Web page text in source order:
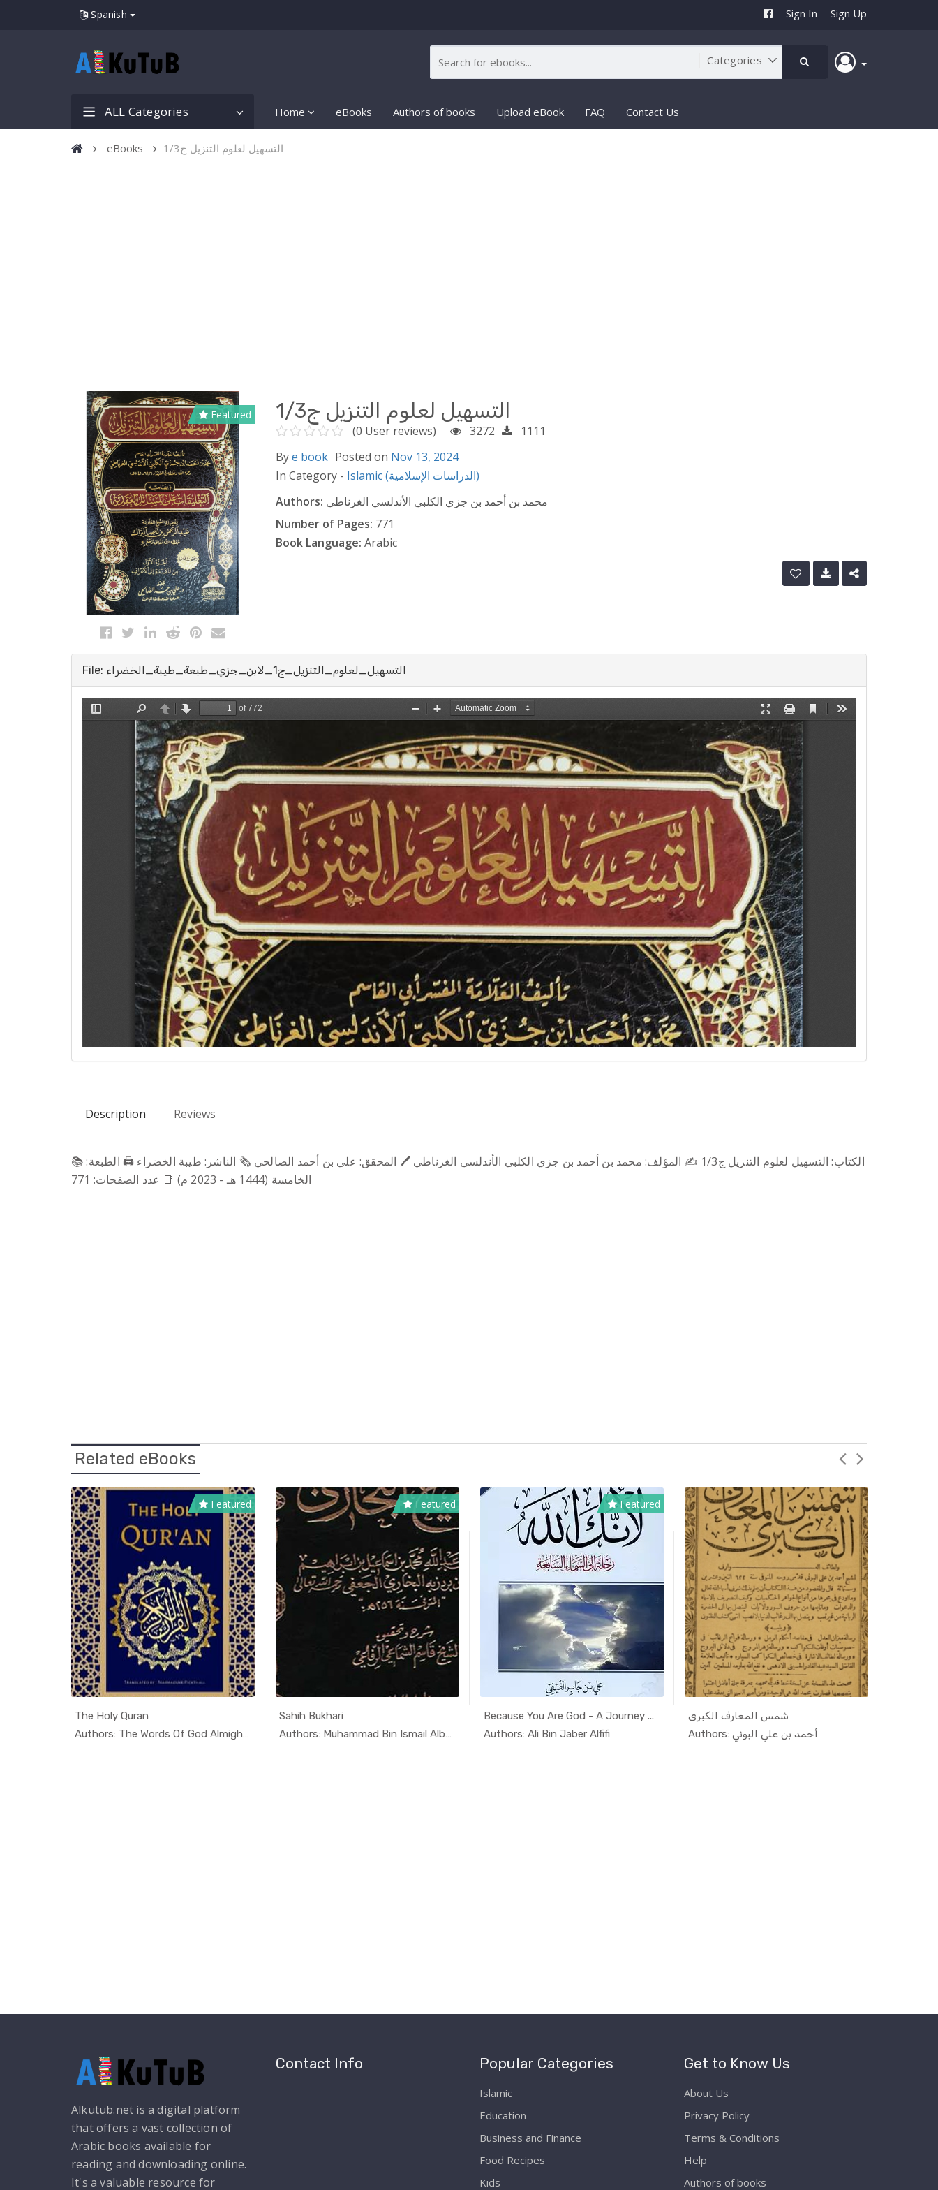
Spanish Sign In Sign Up
ALL Categories Home eBooks Authors of books Upload eBook FAQ Contact Us
eBooks التسهيل لعلوم التنزيل ج1/3
Featured التسهيل لعلوم التنزيل ج1/3
(0 User reviews) 3272
1111
Bye book Posted on Nov 13, 2024
In Category -
Islamic (الدراسات الإسلامية)
Authors: محمد بن أحمد بن جزي الكلبي الأندلسي الغرناطي
Number of Pages: 771
Book Language: Arabic
File: التسهيل_لعلوم_التنزيل_ج1_لابن_جزي_طبعة_طيبة_الخضراء
Description Reviews
📚 الكتاب: التسهيل لعلوم التنزيل ج1/3 ✍️ المؤلف: محمد بن أحمد بن جزي الكلبي الأندلسي الغرناطي 🖊 المحقق: علي بن أحمد الصالحي 🗞 الناشر: طيبة الخضراء 🖨 الطبعة:
الخامسة (1444 هـ - 2023 م) 📑 عدد الصفحات: 771
Related eBooks
Featured
The Holy Quran
Authors: The Words Of God Almighty
In Islamic...
Featured
Sahih Bukhari
Authors: Muhammad Bin Ismail Albuk...
In Islamic...
Featured
Because You Are God - A Journey ...
Authors: Ali Bin Jaber AlfifiIn Islamic...
شمس المعارف الكبرى
Authors: أحمد بن علي البونيIn Islamic...
Alkutub.net is a digital platform
that offers a vast collection of
Arabic books available for
reading and downloading online.
It's a valuable resource for
Contact Info Popular Categories
Islamic
Education
Business and Finance
Food Recipes
Kids
Get to Know Us
About Us
Privacy Policy
Terms & Conditions
Help
Authors of books